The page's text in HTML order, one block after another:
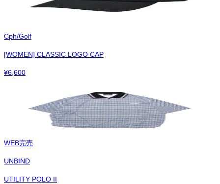
Cph/Golf
[WOMEN] CLASSIC LOGO CAP
¥6,600
WEB完売
UNBIND
UTILITY POLO II